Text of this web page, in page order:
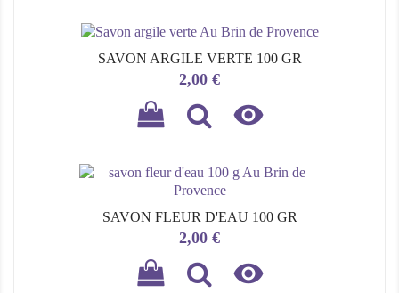
SAVON ARGILE VERTE 100 GR
Prix
2,00 €

SAVON FLEUR D'EAU 100 GR
Prix
2,00 €
